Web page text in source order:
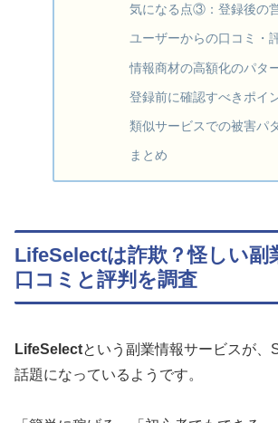
気になる点③：登録後の
ユーザーからの口コミ・
情報商材の高額化のパタ
登録前に確認すべきポイ
類似サービスでの被害パ
まとめ
LifeSelectは詐欺？怪しい副
口コミと評判を調査
LifeSelectという副業情報サービスが、
話題になっているようです。